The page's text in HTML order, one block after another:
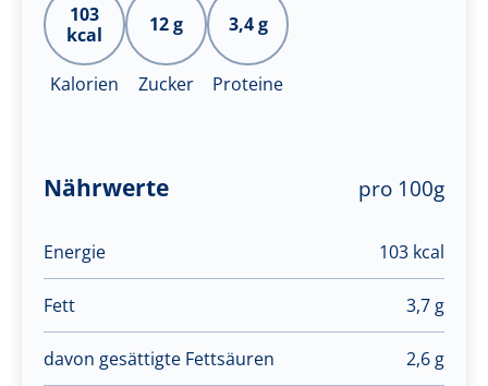
103
kcal
Kalorien
12 g
Zucker
3,4 g
Proteine
Nährwerte pro 100g
Energie 103 kcal
Fett 3,7 g
davon gesättigte Fettsäuren 2,6 g